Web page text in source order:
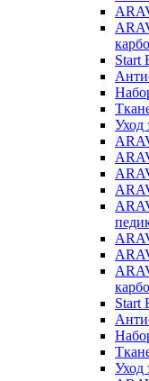
Start
Уход
Start
Уход